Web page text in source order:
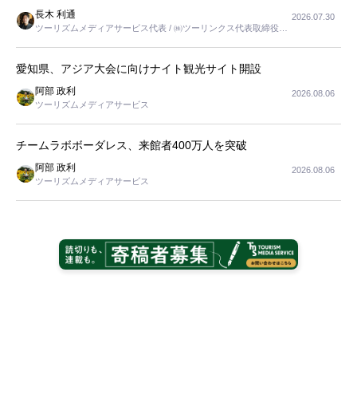
長木 利通
ツーリズムメディアサービス代表 / ㈱ツーリンクス代表取締役社
2026.07.30
愛知県、アジア大会に向けナイト観光サイト開設
阿部 政利
ツーリズムメディアサービス
2026.08.06
チームラボボーダレス、来館者400万人を突破
阿部 政利
ツーリズムメディアサービス
2026.08.06